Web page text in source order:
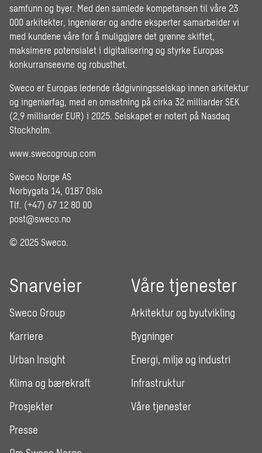
samfunn og byer. Med den samlede kompetansen til våre 23
000 arkitekter, ingeniører og andre eksperter samarbeider vi
med kundene våre for å muliggjøre det grønne skiftet,
maksimere potensialet i digitalisering og styrke Europas
konkurranseevne og robusthet.
Sweco er Europas ledende rådgivningsselskap innen arkitektur
og ingeniørfag, med en omsetning på cirka 32 milliarder SEK
(2,9 milliarder EUR) i 2025. Selskapet er notert på Nasdaq
Stockholm.
www.swecogroup.com
Sweco Norge AS
Norbygata 14, 0187 Oslo
Tlf. (+47) 67 12 80 00
post@sweco.no
© 2025 Sweco.
Snarveier
Sweco Group
Karriere
Urban Insight
Klima og bærekraft
Prosjekter
Presse
Våre tjenester
Arkitektur og byutvikling
Bygninger
Energi, miljø og industri
Infrastruktur
Våre tjenester